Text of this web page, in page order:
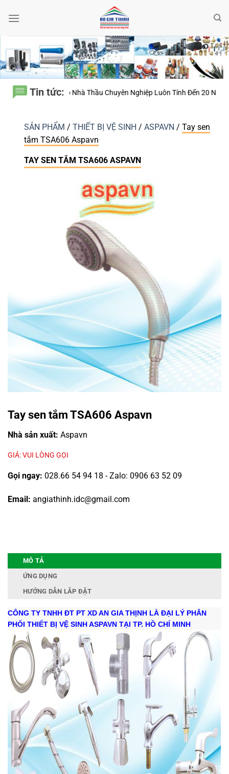
qua
Tin tức:
Nhà Thầu Chuyên Nghiệp Luôn Tính Đến 20 Năm Sử Dụng Thay Vì Chỉ
SẢN PHẨM / THIẾT BỊ VỆ SINH / ASPAVN / Tay sen
tắm TSA606 Aspavn
TAY SEN TẮM TSA606 ASPAVN
Tay sen tắm TSA606 Aspavn
Nhà sản xuất: Aspavn
GIÁ: VUI LÒNG GỌI
Gọi ngay: 028.66 54 94 18 - Zalo: 0906 63 52 09
Email: angiathinh.idc@gmail.com
MÔ TẢ
ỨNG DỤNG
HƯỚNG DẪN LẮP ĐẶT
CÔNG TY TNHH ĐT PT XD AN GIA THỊNH LÀ ĐẠI LÝ PHÂN
PHỐI THIẾT BỊ VỆ SINH ASPAVN TẠI TP. HỒ CHÍ MINH